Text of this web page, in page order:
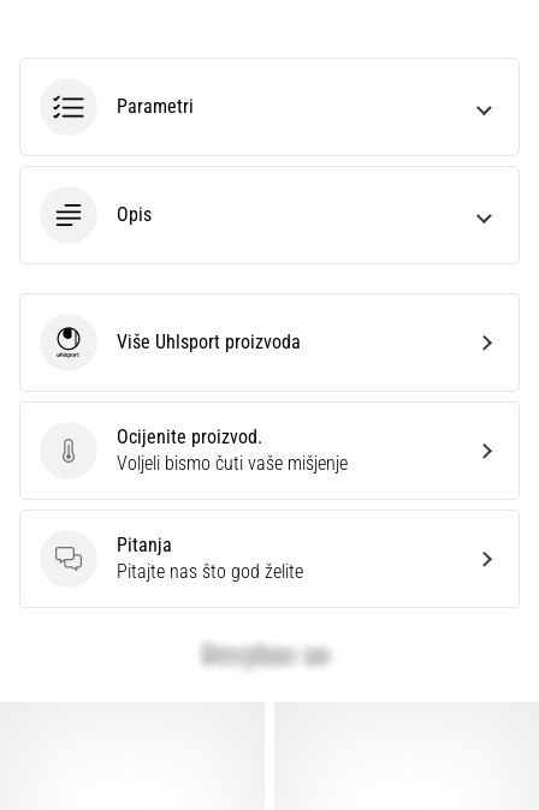
Parametri
Opis
Ocijenite proizvod.
Ocijenite proizvod.
Voljeli bismo čuti vaše mišjenje
Pitanja
Pitanja
Pitajte nas što god želite
UhlsportViše Uhlsport proizvoda